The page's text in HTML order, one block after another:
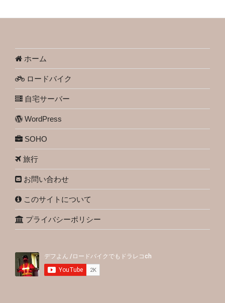
ホーム
ロードバイク
自宅サーバー
WordPress
SOHO
旅行
お問い合わせ
このサイトについて
プライバシーポリシー